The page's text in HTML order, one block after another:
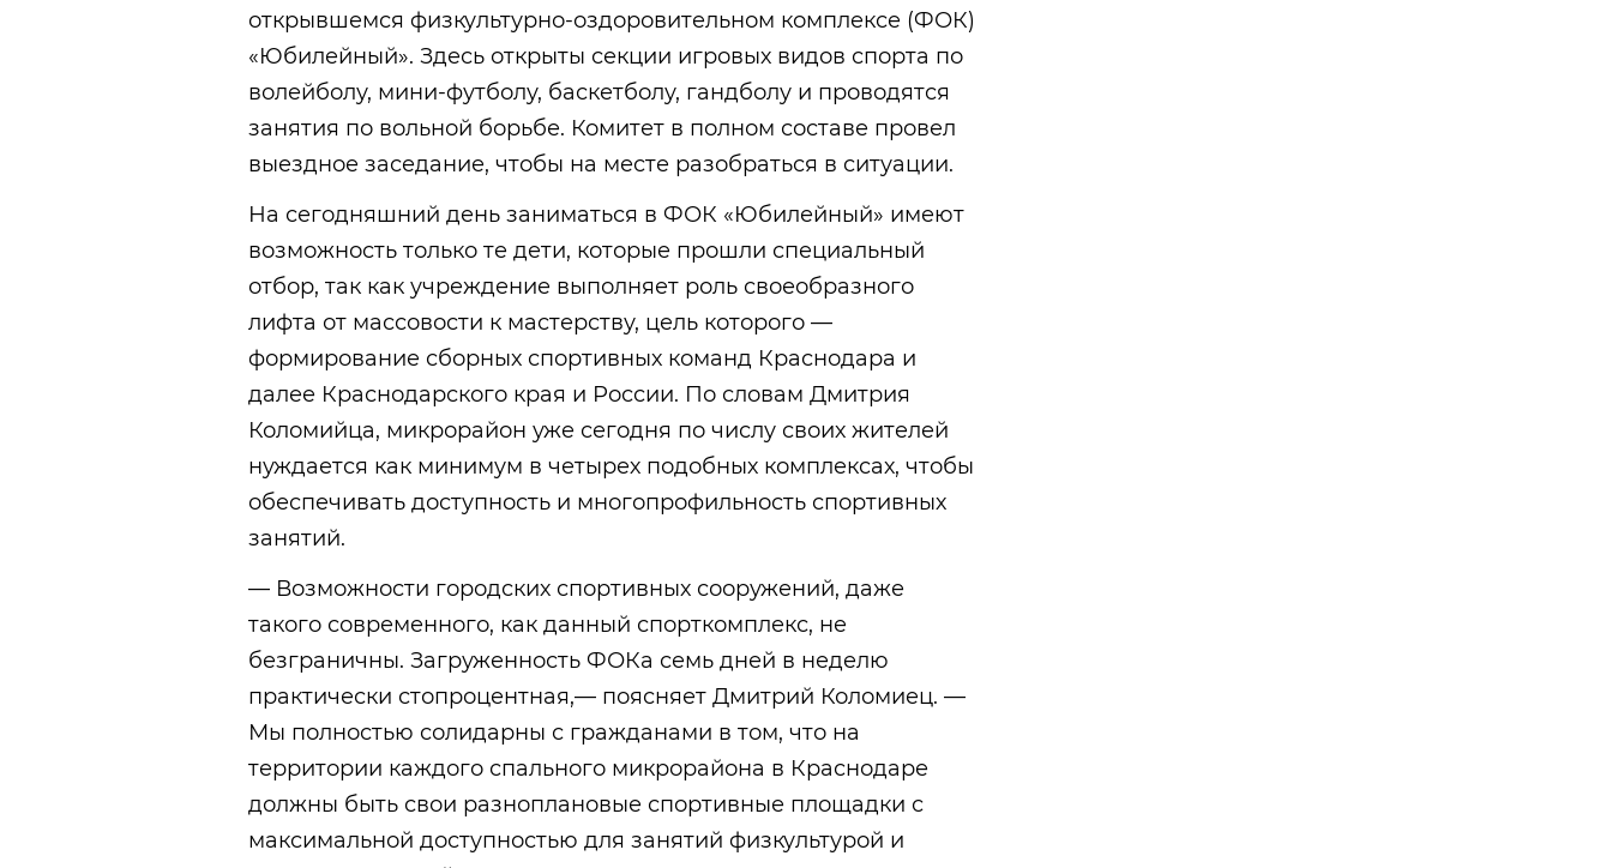
открывшемся физкультурно-оздоровительном комплексе (ФОК)
«Юбилейный». Здесь открыты секции игровых видов спорта по
волейболу, мини-футболу, баскетболу, гандболу и проводятся
занятия по вольной борьбе. Комитет в полном составе провел
выездное заседание, чтобы на месте разобраться в ситуации.
На сегодняшний день заниматься в ФОК «Юбилейный» имеют
возможность только те дети, которые прошли специальный
отбор, так как учреждение выполняет роль своеобразного
лифта от массовости к мастерству, цель которого —
формирование сборных спортивных команд Краснодара и
далее Краснодарского края и России. По словам Дмитрия
Коломийца, микрорайон уже сегодня по числу своих жителей
нуждается как минимум в четырех подобных комплексах, чтобы
обеспечивать доступность и многопрофильность спортивных
занятий.
— Возможности городских спортивных сооружений, даже
такого современного, как данный спорткомплекс, не
безграничны. Загруженность ФОКа семь дней в неделю
практически стопроцентная,— поясняет Дмитрий Коломиец. —
Мы полностью солидарны с гражданами в том, что на
территории каждого спального микрорайона в Краснодаре
должны быть свои разноплановые спортивные площадки с
максимальной доступностью для занятий физкультурой и